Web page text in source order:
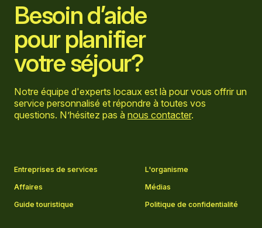
Besoin d’aide
pour planifier
votre séjour?
Notre équipe d'experts locaux est là pour vous offrir un
service personnalisé et répondre à toutes vos
questions. N’hésitez pas à nous contacter.
Entreprises de services
L'organisme
Affaires
Médias
Guide touristique
Politique de confidentialité